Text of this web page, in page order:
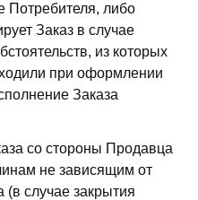
Потребителя, либо
Заказ в случае
из которых
при оформлении
Заказа
со стороны Продавца
не зависящим от
случае закрытия